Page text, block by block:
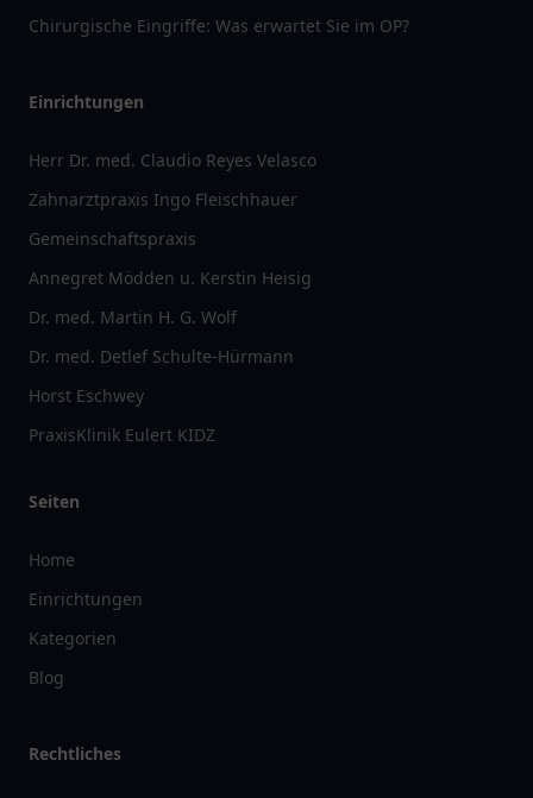
Chirurgische Eingriffe: Was erwartet Sie im OP?
Einrichtungen
Herr Dr. med. Claudio Reyes Velasco
Zahnarztpraxis Ingo Fleischhauer
Gemeinschaftspraxis
Annegret Mödden u. Kerstin Heisig
Dr. med. Martin H. G. Wolf
Dr. med. Detlef Schulte-Hürmann
Horst Eschwey
PraxisKlinik Eulert KIDZ
Seiten
Home
Einrichtungen
Kategorien
Blog
Rechtliches